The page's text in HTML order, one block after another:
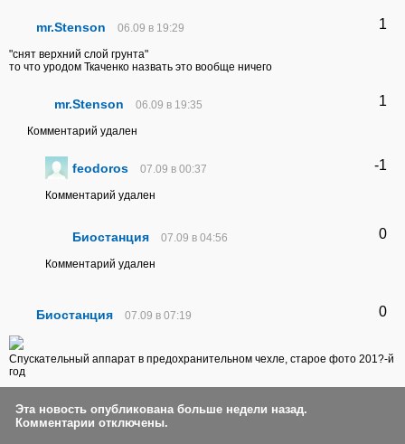
mr.Stenson 06.09 в 19:29 1
"снят верхний слой грунта"
то что уродом Ткаченко назвать это вообще ничего
mr.Stenson 06.09 в 19:35 1
Комментарий удален
feodoros 07.09 в 00:37 -1
Комментарий удален
Биостанция 07.09 в 04:56 0
Комментарий удален
Биостанция 07.09 в 07:19 0
Спускательный аппарат в предохранительном чехле, старое фото 201?-й
год
Эта новость опубликована больше недели назад.
Комментарии отключены.